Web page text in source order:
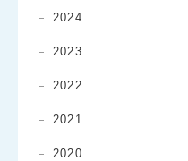
2024
2023
2022
2021
2020